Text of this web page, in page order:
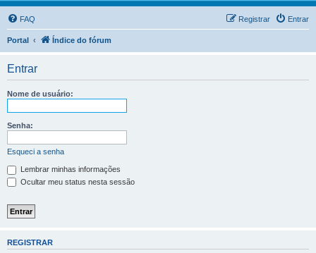
FAQ Entrar
Registrar
Portal Índice do fórum
Entrar
Nome de usuário:
Senha:
Esqueci a senha
Lembrar minhas informações
Ocultar meu status nesta sessão
REGISTRAR